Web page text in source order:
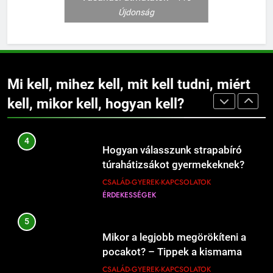
Újdonság
Mi kell, mihez kell, mit kell tudni, miért
kell, mikor kell, hogyan kell?
amikor a praktikus részlet
prémium gondoskodássá válik
CSALÁD-GYEREK-KAPCSOLATOK
babáknál?
CSALÁD-GYEREK-KAPCSOLATOK
ÉRDEKESSÉGEK
4
Hogyan válasszunk strapabíró
túrahátizsákot gyermekeknek?
CSALÁD-GYEREK-KAPCSOLATOK
ÉRDEKESSÉGEK
5
Mikor a legjobb megörökíteni a
pocakot? – Tippek a kismama
fotózás időzítéséhez
CSALÁD-GYEREK-KAPCSOLATOK
ÉRDEKESSÉGEK
206
ÉRDEKESSÉGEK ÉTEL-ITAL
Mi kell a hamburgerbe?
ÉRDEKESSÉGEK ÉTEL-ITAL
kipróbálni?
ÉRDEKESSÉGEK ÉTEL-ITAL